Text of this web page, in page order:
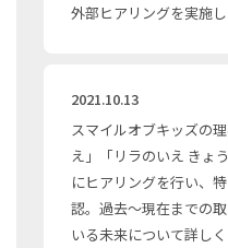
外部ヒアリングを実施し
2021.10.13
スマイルオブキッズの
え」「リラのいえ きょ
にヒアリングを行い、
認。過去〜現在までの
いる未来について詳し